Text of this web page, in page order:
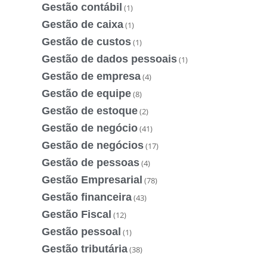
Gestão contábil (1)
Gestão de caixa(1)
Gestão de custos(1)
Gestão de dados pessoais(1)
Gestão de empresa(4)
Gestão de equipe(8)
Gestão de estoque(2)
Gestão de negócio(41)
Gestão de negócios(17)
Gestão de pessoas(4)
Gestão Empresarial (78)
Gestão financeira(43)
Gestão Fiscal (12)
Gestão pessoal (1)
Gestão tributária(38)